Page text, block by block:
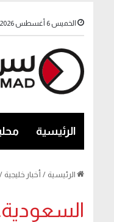
الخميس 6 أغسطس 2026
الرئيسية
الرئيسية / أخبار خليجية /